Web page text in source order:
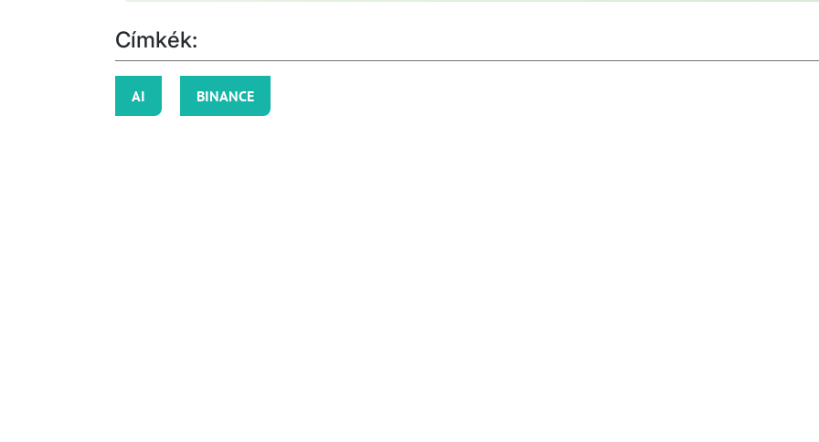
Címkék:
AI BINANCE